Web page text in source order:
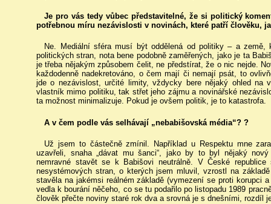
Je pro vás tedy vůbec představitelné, že si politický
potřebnou míru nezávislosti v novinách, které patří člověku,
Ne. Mediální sféra musí být oddělená od politiky – a země,
politických stran, nota bene podobně zaměřených, jako je ta
je třeba nějakým způsobem čelit, ne předstírat, že o nic nejde.
každodenně nadekretováno, o čem mají či nemají psát, to
jde o nezávislost, určité limity, vždycky bere nějaký ohled na
vlastník mimo politiku, tak střet jeho zájmu a novinářské
ta možnost minimalizuje. Pokud je ovšem politik, je to katastrofa.
A v čem podle vás selhávají „nebabišovská média“? ?
Už jsem to částečně zmínil. Například u Respektu mne
uzavřeli, snaha „dávat mu šanci“, jako by to byl nějaký
nemravné stavět se k Babišovi neutrálně. V České
nesystémových stran, o kterých jsem mluvil, vzrostl na
stavěla na jakémsi reálném základě (vymezení se proti korupci
vedla k bourání něčeho, co se tu podařilo po listopadu 1989
člověk přečte noviny staré rok dva a srovná je s dnešními, rozdíl